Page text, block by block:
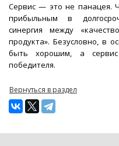
Сервис — это не панацея.
прибыльным в
синергия между
продукта». Безусловно, в
быть хорошим, а
победителя.
Вернуться в раздел